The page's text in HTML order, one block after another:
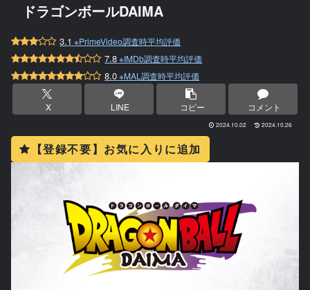
ドラゴンボールDAIMA
3.1 ※PrimeVideo調査時平均評価
7.8※IMDb調査時平均評価
8.0※MAL調査時平均評価
X LINE コピー コメント
2024.10.02 2024.10.26
【登録不要】お気に入りに追加